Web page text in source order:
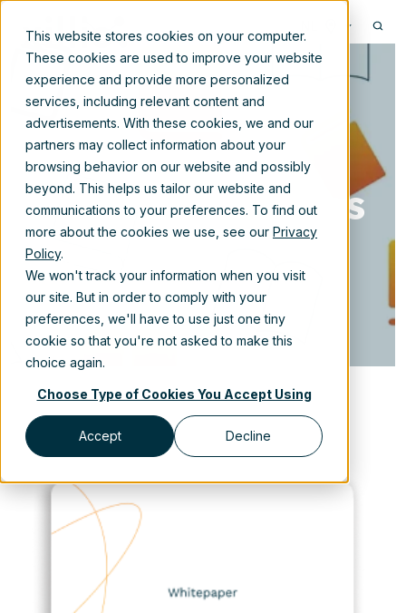
This website stores cookies on your computer.
These cookies are used to improve your website
experience and provide more personalized
services, including relevant content and
advertisements. With these cookies, we and our
partners may collect information about your
browsing behavior on our website and possibly
beyond. This helps us tailor our website and
communications to your preferences. To find out
more about the cookies we use, see our Privacy
Policy.
We won't track your information when you visit
our site. But in order to comply with your
preferences, we'll have to use just one tiny
cookie so that you're not asked to make this
choice again.
Choose Type of Cookies You Accept Using
Accept Decline
De ROI van
content migraties
27-mei-2026 9:24:34